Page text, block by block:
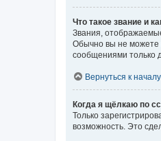
Что такое звание и
Звания,
Обычно вы не можете
сообщениями только
Вернуться к началу
Когда я щёлкаю по
Только
возможность. Это